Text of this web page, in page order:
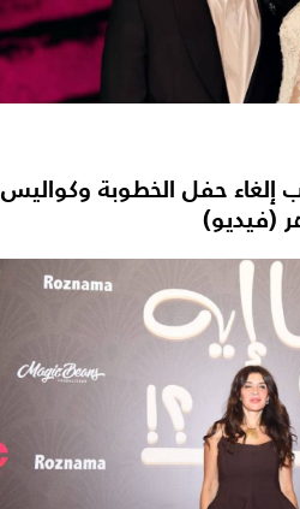
حفل الخطوبة وكواليس
(فيديو)